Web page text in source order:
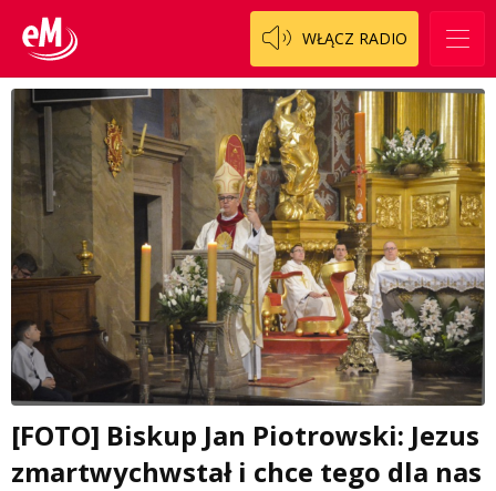
WŁĄCZ RADIO
[FOTO] Biskup Jan Piotrowski: Jezus
zmartwychwstał i chce tego dla nas